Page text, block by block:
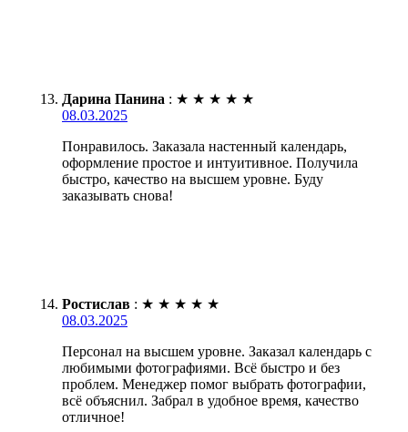
Дарина Панина : ★ ★ ★ ★ ★
08.03.2025
Понравилось. Заказала настенный календарь,
оформление простое и интуитивное. Получила
быстро, качество на высшем уровне. Буду
заказывать снова!
Ростислав : ★ ★ ★ ★ ★
08.03.2025
Персонал на высшем уровне. Заказал календарь с
любимыми фотографиями. Всё быстро и без
проблем. Менеджер помог выбрать фотографии,
всё объяснил. Забрал в удобное время, качество
отличное!